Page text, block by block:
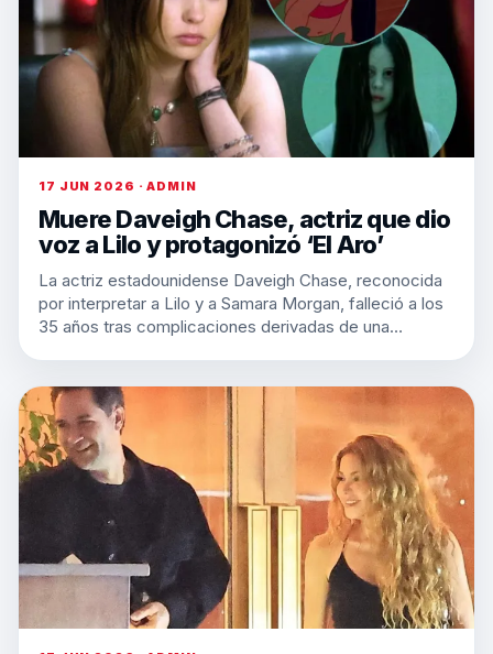
17 JUN 2026 · ADMIN
Muere Daveigh Chase, actriz que dio
voz a Lilo y protagonizó ‘El Aro’
La actriz estadounidense Daveigh Chase, reconocida
por interpretar a Lilo y a Samara Morgan, falleció a los
35 años tras complicaciones derivadas de una…